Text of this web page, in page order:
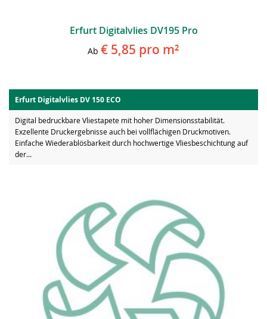
Erfurt Digitalvlies DV195 Pro
Ab € 5,85 pro m²
Erfurt Digitalvlies DV 150 ECO
Digital bedruckbare Vliestapete mit hoher Dimensionsstabilität.
Exzellente Druckergebnisse auch bei vollflächigen Druckmotiven.
Einfache Wiederablösbarkeit durch hochwertige Vliesbeschichtung auf
der...